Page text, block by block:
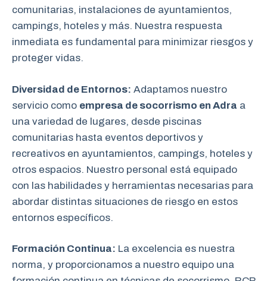
comunitarias, instalaciones de ayuntamientos,
campings, hoteles y más. Nuestra respuesta
inmediata es fundamental para minimizar riesgos y
proteger vidas.
Diversidad de Entornos: Adaptamos nuestro
servicio como empresa de socorrismo en Adra a
una variedad de lugares, desde piscinas
comunitarias hasta eventos deportivos y
recreativos en ayuntamientos, campings, hoteles y
otros espacios. Nuestro personal está equipado
con las habilidades y herramientas necesarias para
abordar distintas situaciones de riesgo en estos
entornos específicos.
Formación Continua: La excelencia es nuestra
norma, y proporcionamos a nuestro equipo una